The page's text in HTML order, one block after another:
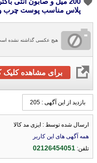
پلاس مناسب پوست چرب وزن
هیچ عکسی گذاشته نشده
برای مشاهده کلیک
بازدید از این آگهی : 205
ارسال شده توسط : ایزی مد کالا
همه آگهی های این کاربر
تلفن:02126454051